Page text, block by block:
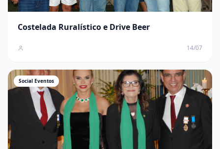
Costelada Ruralístico e Drive Beer
14/07
Social Eventos